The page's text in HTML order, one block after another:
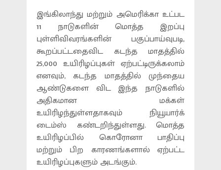
இங்கிலாந்து மற்றும் அமெரிக்கா உட்பட
11 நாடுகளின் மொத்த இறப்பு
புள்ளிவிவரங்களின் பகுப்பாய்வுபடி,
கூறப்பட்டதைவிட கடந்த மாதத்தில்
25,000 உயிரிழப்புகள் ஏற்பட்டிருக்கலாம்
எனவும், கடந்த மாதத்தில் முந்தைய
ஆண்டுகளை விட இந்த நாடுகளில்
அதிகமான மக்கள்
உயிரிழந்துள்ளதாகவும் நியூயார்க்
டைம்ஸ் கண்டறிந்துள்ளது. மொத்த
உயிரிழப்பில் கொரோனா பாதிப்பு
மற்றும் பிற காரணங்களால் ஏற்பட்ட
உயிரிழப்புகளும் அடங்கும்.